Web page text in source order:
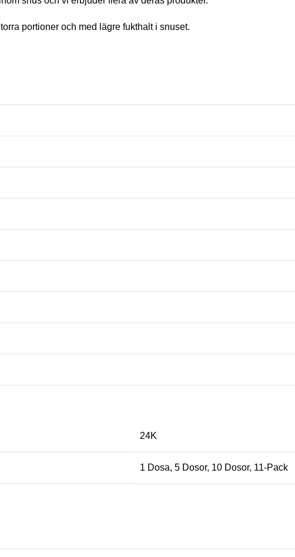
portioner och med lägre fukthalt i snuset.
24K
1 Dosa, 5 Dosor, 10 Dosor, 11-Pack